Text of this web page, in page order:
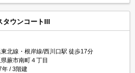
タウンコートIII
北線・根岸線/西川口駅 徒歩17分
蕨市南町４丁目
年
3階建